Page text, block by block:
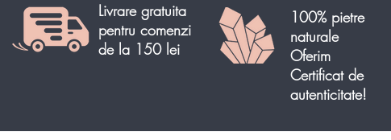
Livrare gratuita
pentru comenzi
de la 150 lei
100% pietre
naturale
Oferim
Certificat de
autenticitate!